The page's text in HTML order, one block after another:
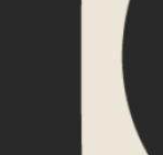
Misschien ben je
je mee over de